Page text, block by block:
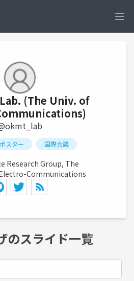
(The Univ. of
ポスター 国際会議
Research Group, The
Communications
のスライド一覧